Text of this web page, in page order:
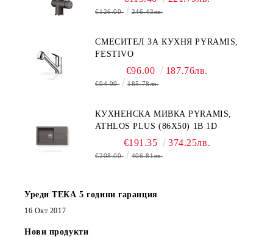
€126.00 246.43лв.
СМЕСИТЕЛ ЗА КУХНЯ PYRAMIS,
FESTIVO
€96.00 187.76лв.
€94.99 185.78лв.
КУХНЕНСКА МИВКА PYRAMIS,
ATHLOS PLUS (86X50) 1B 1D
€191.35 374.25лв.
€208.00 406.81лв.
Уреди ТЕКА 5 години гаранция
16 Окт 2017
Нови продукти